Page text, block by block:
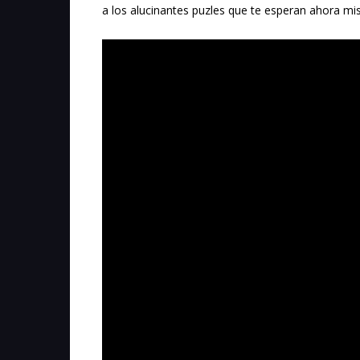
a los alucinantes puzles que te esperan ahora